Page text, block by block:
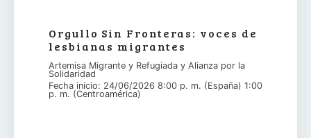
Orgullo Sin Fronteras: voces de
lesbianas migrantes
Artemisa Migrante y Refugiada y Alianza por la
Solidaridad
Fecha inicio: 24/06/2026 8:00 p. m. (España) 1:00
p. m. (Centroamérica)